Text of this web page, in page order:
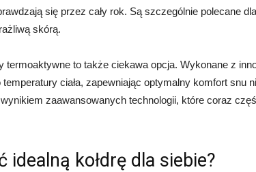
się przez cały rok. Są szczególnie polecane
skórą.
termoaktywne to także ciekawa opcja. Wykonane z
ciała, zapewniając optymalny komfort snu
zaawansowanych technologii, które coraz
idealną kołdrę dla siebie?